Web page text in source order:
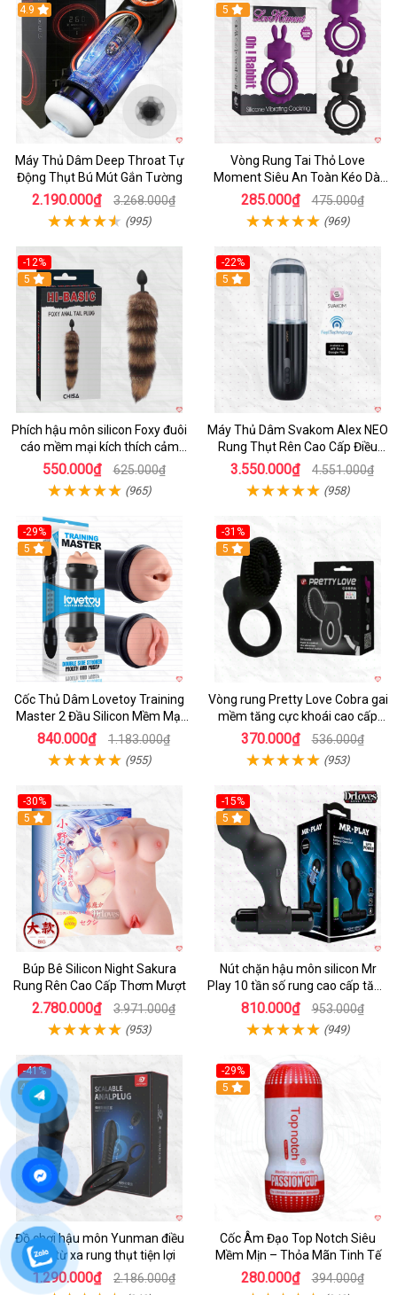
Hot
4.9
Máy Thủ Dâm Deep Throat Tự
Động Thụt Bú Mút Gắn Tường
2.190.000₫ 3.268.000₫
(995)
5
Vòng Rung Tai Thỏ Love
Moment Siêu An Toàn Kéo Dài
Thời Gian
285.000₫ 475.000₫
(969)
-12%
Hot
5
Phích hậu môn silicon Foxy đuôi
cáo mềm mại kích thích cảm
giác mới
550.000₫ 625.000₫
(965)
-22%
5
Máy Thủ Dâm Svakom Alex NEO
Rung Thụt Rên Cao Cấp Điều
Khiển App
3.550.000₫ 4.551.000₫
(958)
-29%
Hot
5
Cốc Thủ Dâm Lovetoy Training
Master 2 Đầu Silicon Mềm Mại
Tiện Lợi
840.000₫ 1.183.000₫
(955)
-31%
5
Vòng rung Pretty Love Cobra gai
mềm tăng cực khoái cao cấp
chính hãng
370.000₫ 536.000₫
(953)
-30%
Hot
5
Búp Bê Silicon Night Sakura
Rung Rên Cao Cấp Thơm Mượt
2.780.000₫ 3.971.000₫
(953)
-15%
Hot
5
Nút chặn hậu môn silicon Mr
Play 10 tần số rung cao cấp tăng
khoái cảm
810.000₫ 953.000₫
(949)
-41%
Hot
4.7
Đồ chơi hậu môn Yunman điều
khiển từ xa rung thụt tiện lợi
1.290.000₫ 2.186.000₫
-29%
5
Cốc Âm Đạo Top Notch Siêu
Mềm Mịn – Thỏa Mãn Tinh Tế
280.000₫ 394.000₫